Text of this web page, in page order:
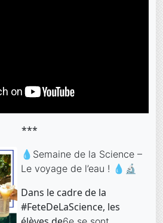
***
💧 Semaine de la Science –
Le voyage de l’eau ! 💧🔬
Dans le cadre de la
#FeteDeLaScience, les